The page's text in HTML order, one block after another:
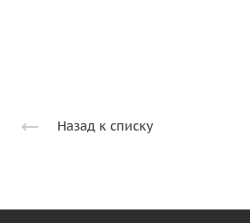
Назад к списку